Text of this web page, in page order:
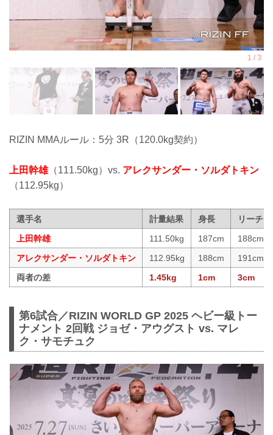
RIZIN MMAルール：5分 3R（120.0kg契約）
上田幹雄（111.50kg）vs. アレクサンダー・ソルダトキン
（112.95kg）
選手名 計量結果 身長
リーチ
上田幹雄
111.50kg 187cm
188cm
アレクサンダー・ソルダトキン
112.95kg 188cm
191cm
両者の差
1.45kg 1cm 3cm
第6試合／RIZIN WORLD GP 2025 ヘビー級トー
ナメント 2回戦 ジョゼ・アウグスト vs. マレ
ク・サモチュク